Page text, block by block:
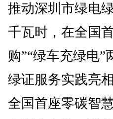
推动深圳市绿电
千瓦时，在全国
购”“绿车充绿电
绿证服务实践亮
全国首座零碳智